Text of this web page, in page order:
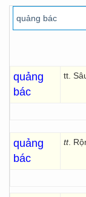
quảng
bác
tt.
quảng
bác
tt.